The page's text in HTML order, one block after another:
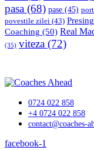
pasa (68) pase (45)
povestile zilei (43) Presing
Coaching (50) Real
(35) viteza (72)
0724 022 858
+4 0724 022 858
contact@coaches-
facebook-1